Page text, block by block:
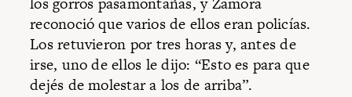
reconoció que varios de ellos eran policías.
Los retuvieron por tres horas y, antes de
irse, uno de ellos le dijo: “Esto es para que
dejés de molestar a los de arriba”.